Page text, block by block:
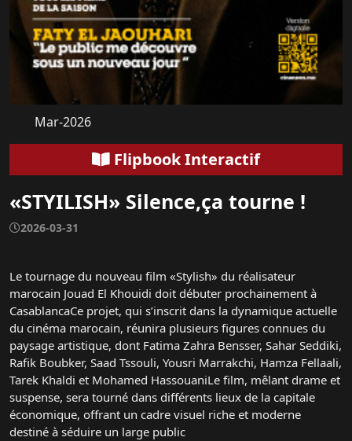
Mar-2026
Flipbook Interactif
«STYILISH» Silence,ça tourne !
2026-03-31
Le tournage du nouveau film «Stylish» du réalisateur
marocain Jouad El Khouidi doit débuter prochainement à
CasablancaCe projet, qui s’inscrit dans la dynamique actuelle
du cinéma marocain, réunira plusieurs figures connues du
paysage artistique, dont Fatima Zahra Bensser, Sahar Seddiki,
Rafik Boubker, Saad Tssouli, Yousri Marrakchi, Hamza Fellaali,
Tarek Khaldi et Mohamed HassouaniLe film, mêlant drame et
suspense, sera tourné dans différents lieux de la capitale
économique, offrant un cadre visuel riche et moderne
destiné à séduire un large public